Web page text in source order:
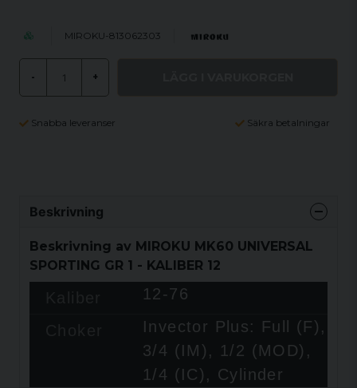
MIROKU-813062303
- +
Snabba leveranser Säkra betalningar
Beskrivning
Beskrivning av MIROKU MK60 UNIVERSAL
SPORTING GR 1 - KALIBER 12
12-76
Invector Plus: Full (F),
3/4 (IM), 1/2 (MOD),
1/4 (IC), Cylinder